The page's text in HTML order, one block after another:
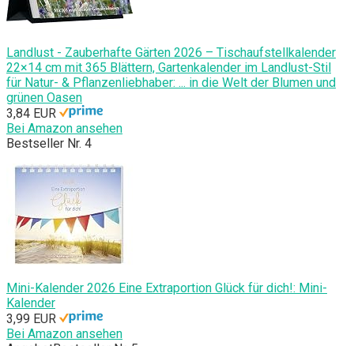
Landlust - Zauberhafte Gärten 2026 – Tischaufstellkalender
22×14 cm mit 365 Blättern, Gartenkalender im Landlust-Stil
für Natur- & Pflanzenliebhaber: ... in die Welt der Blumen und
grünen Oasen
3,84 EUR
Bei Amazon ansehen
Bestseller Nr. 4
Mini-Kalender 2026 Eine Extraportion Glück für dich!: Mini-
Kalender
3,99 EUR
Bei Amazon ansehen